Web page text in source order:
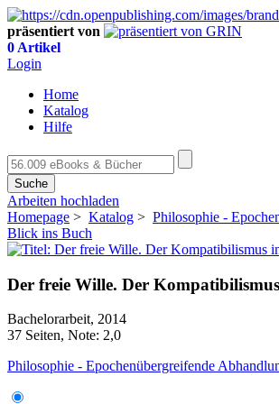
präsentiert von
0 Artikel
Login
Home
Katalog
Hilfe
Suche
Arbeiten hochladen
Homepage > Katalog > Philosophie -
Blick ins Buch
Der freie Wille. Der
Bachelorarbeit, 2014
37 Seiten, Note: 2,0
Philosophie - Epochenübergreifende